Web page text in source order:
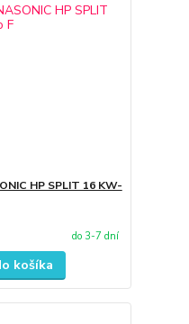
HP SPLIT 16 KW-
do 3-7 dní
košíka